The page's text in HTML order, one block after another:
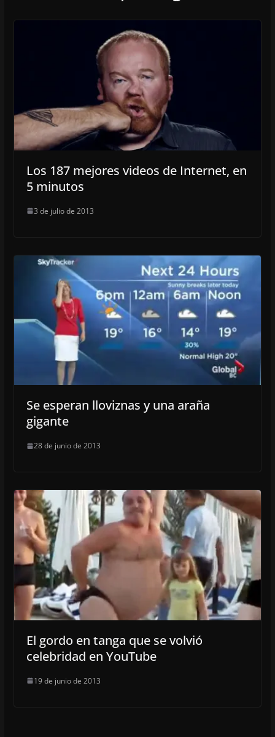
Los 187 mejores videos de Internet, en
5 minutos
3 de julio de 2013
Se esperan lloviznas y una araña
gigante
28 de junio de 2013
El gordo en tanga que se volvió
celebridad en YouTube
19 de junio de 2013